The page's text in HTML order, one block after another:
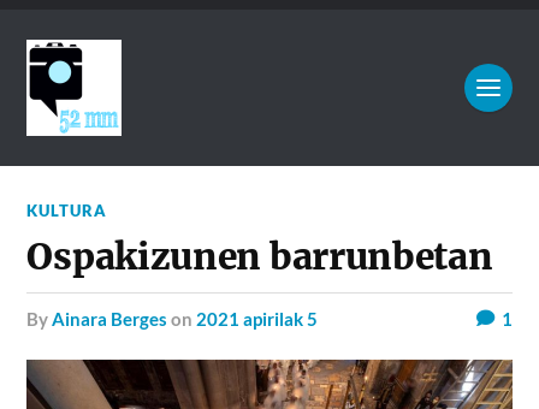
KULTURA
Ospakizunen barrunbetan
byAinara Berges on 2021 apirilak 5 1